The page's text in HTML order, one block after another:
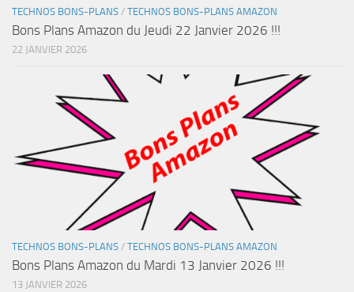
TECHNOS BONS-PLANS / TECHNOS BONS-PLANS AMAZON
Bons Plans Amazon du Jeudi 22 Janvier 2026 !!!
22 JANVIER 2026
TECHNOS BONS-PLANS / TECHNOS BONS-PLANS AMAZON
Bons Plans Amazon du Mardi 13 Janvier 2026 !!!
13 JANVIER 2026